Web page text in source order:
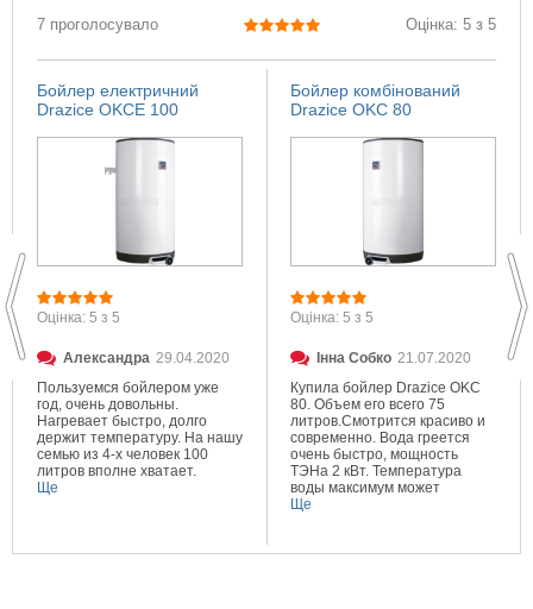
7 проголосувало Оцінка: 5 з 5
Бойлер електричний
Drazice OKCE 100
Оцінка: 5 з 5
Александра 29.04.2020
Пользуемся бойлером уже
год, очень довольны.
Нагревает быстро, долго
держит температуру. На нашу
семью из 4-х человек 100
литров вполне хватает.
Ще
Бойлер комбінований
Drazice OKC 80
Оцінка: 5 з 5
Інна Собко 21.07.2020
Купила бойлер Drazice OKC
80. Объем его всего 75
литров.Смотрится красиво и
современно. Вода греется
очень быстро, мощность
ТЭНа 2 кВт. Температура
воды максимум может
составлять 80 градусов.
Ще